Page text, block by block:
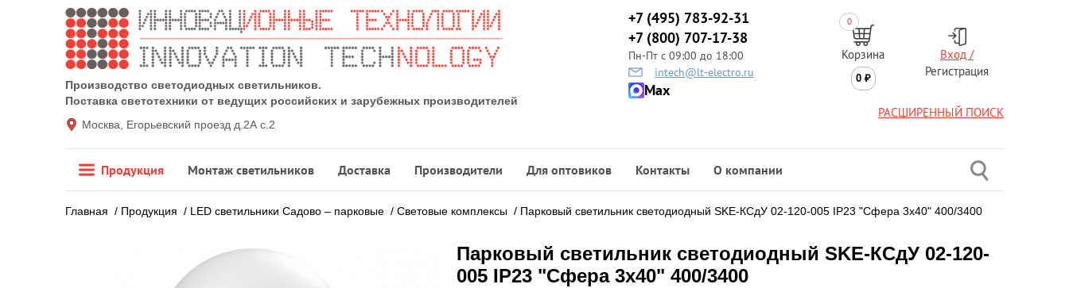
Производство светодиодных светильников.
Поставка светотехники от ведущих российских и зарубежных производителей
Москва, Егорьевский проезд д.2А с.2
+7 (495) 783-92-31
+7 (800) 707-17-38
Пн-Пт с 09:00 до 18:00
intech@lt-electro.ru
Max
0
Корзина
0 ₽
Вход /
Регистрация
РАСШИРЕННЫЙ ПОИСК
Продукция Монтаж светильников Доставка Производители Для оптовиков Контакты О компании
Главная / Продукция / LED светильники Садово – парковые / Световые комплексы / Парковый светильник светодиодный SKE-КСдУ 02-120-005 IP23 "Сфера 3х40" 400/3400
Парковый светильник светодиодный SKE-КСдУ 02-120-
005 IP23 "Сфера 3х40" 400/3400